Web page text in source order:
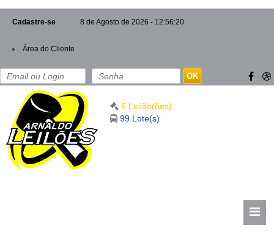
Cadastre-se 8 de Agosto de 2026 - 12:56:21
Área do Cliente
OK
6 Leilão(ões)
99 Lote(s)